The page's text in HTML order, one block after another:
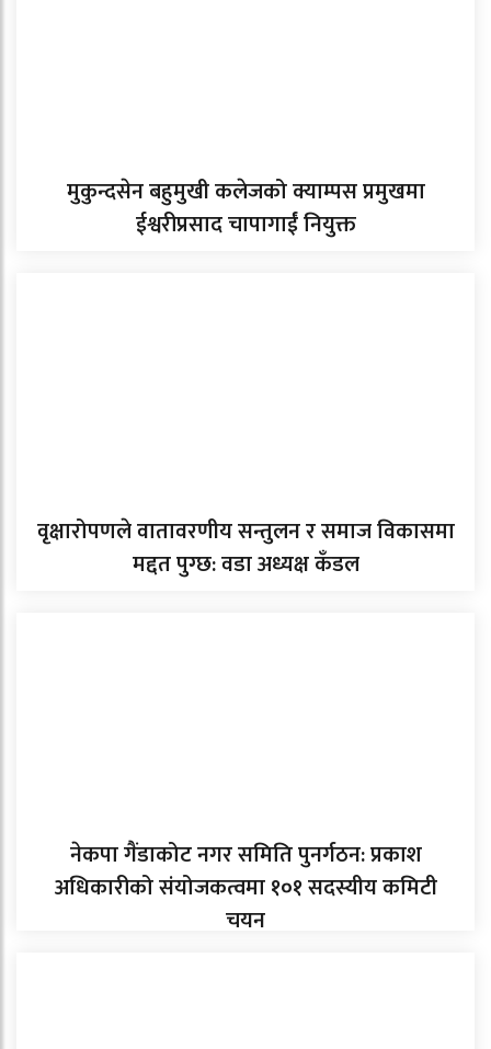
मुकुन्दसेन बहुमुखी कलेजको क्याम्पस प्रमुखमा
ईश्वरीप्रसाद चापागाईं नियुक्त
वृक्षारोपणले वातावरणीय सन्तुलन र समाज विकासमा
मद्दत पुग्छ: वडा अध्यक्ष कँडल
नेकपा गैंडाकोट नगर समिति पुनर्गठन: प्रकाश
अधिकारीको संयोजकत्वमा १०१ सदस्यीय कमिटी
चयन